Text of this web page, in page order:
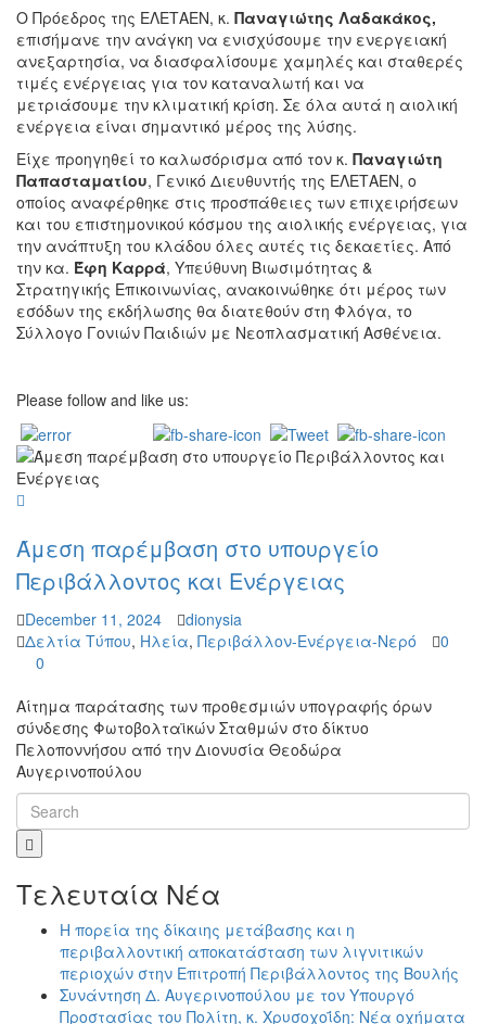
Ο Πρόεδρος της ΕΛΕΤΑΕΝ, κ. Παναγιώτης Λαδακάκος,
επισήμανε την ανάγκη να ενισχύσουμε την ενεργειακή
ανεξαρτησία, να διασφαλίσουμε χαμηλές και σταθερές
τιμές ενέργειας για τον καταναλωτή και να
μετριάσουμε την κλιματική κρίση. Σε όλα αυτά η αιολική
ενέργεια είναι σημαντικό μέρος της λύσης.
Είχε προηγηθεί το καλωσόρισμα από τον κ. Παναγιώτη
Παπασταματίου, Γενικό Διευθυντής της ΕΛΕΤΑΕΝ, ο
οποίος αναφέρθηκε στις προσπάθειες των επιχειρήσεων
και του επιστημονικού κόσμου της αιολικής ενέργειας, για
την ανάπτυξη του κλάδου όλες αυτές τις δεκαετίες. Από
την κα. Έφη Καρρά, Υπεύθυνη Βιωσιμότητας &
Στρατηγικής Επικοινωνίας, ανακοινώθηκε ότι μέρος των
εσόδων της εκδήλωσης θα διατεθούν στη Φλόγα, το
Σύλλογο Γονιών Παιδιών με Νεοπλασματική Ασθένεια.
Please follow and like us:
Άμεση παρέμβαση στο υπουργείο
Περιβάλλοντος και Ενέργειας
December 11, 2024
dionysia
Δελτία Τύπου, Ηλεία, Περιβάλλον-Ενέργεια-Νερό
0
0
Αίτημα παράτασης των προθεσμιών υπογραφής όρων
σύνδεσης Φωτοβολταϊκών Σταθμών στο δίκτυο
Πελοποννήσου από την Διονυσία Θεοδώρα
Αυγερινοπούλου
Τελευταία Νέα
Η πορεία της δίκαιης μετάβασης και η
περιβαλλοντική αποκατάσταση των λιγνιτικών
περιοχών στην Επιτροπή Περιβάλλοντος της Βουλής
Συνάντηση Δ. Αυγερινοπούλου με τον Υπουργό
Προστασίας του Πολίτη, κ. Χρυσοχοΐδη: Νέα οχήματα